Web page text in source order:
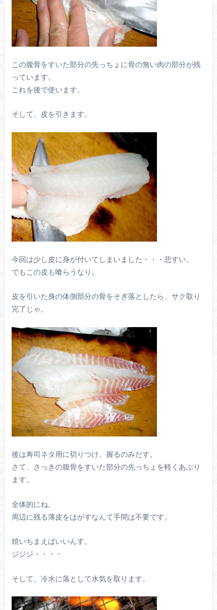
この腹骨をすいた部分の先っちょに骨の無い肉の部分が残
っています。
これを後で使います。
そして、皮を引きます。
今回は少し皮に身が付いてしまいました・・・悲すい。
でもこの皮も喰らうなり。
皮を引いた身の体側部分の骨をそぎ落としたら、サク取り
完了じゃ。
後は寿司ネタ用に切りつけ、握るのみだす。
さて、さっきの腹骨をすいた部分の先っちょを軽くあぶり
ます。
全体的にね。
周辺に残る薄皮をはがすなんて手間は不要です。
焼いちまえばいいんす。
ジジジ・・・・
そして、冷水に落として水気を取ります。